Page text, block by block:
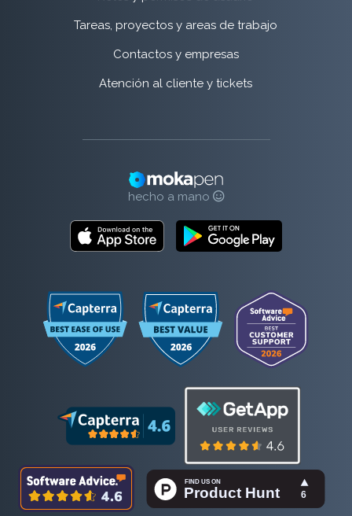
Tareas, proyectos y areas de trabajo
Contactos y empresas
Atención al cliente y tickets
hecho a mano